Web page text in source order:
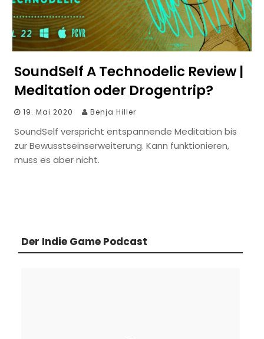
SoundSelf A Technodelic Review |
Meditation oder Drogentrip?
19. Mai 2020 Benja Hiller
SoundSelf verspricht entspannende Meditation bis
zur Bewusstseinserweiterung. Kann funktionieren,
muss es aber nicht.
Der Indie Game Podcast